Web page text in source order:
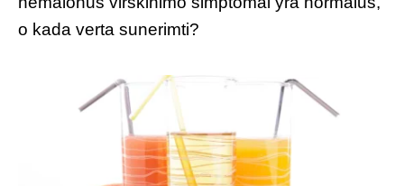
o kada verta sunerimti?